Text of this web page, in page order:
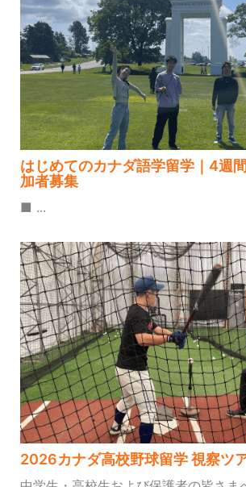
はじめてのカナダ語学留学｜4週
加者募集
■ ...
2026カナダ高校野球留学 視察ツ